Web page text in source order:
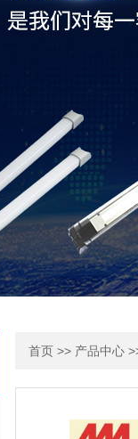
首页 >> 产品中心